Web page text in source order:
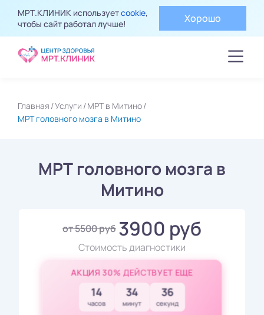
МРТ.КЛИНИК используетcookie,
чтобы сайт работал лучше!
Хорошо
Главная Услуги МРТ в Митино
МРТ головного мозга в Митино
МРТ головного мозга в
Митино
от 5500 руб 3900 руб
Стоимость диагностики
АКЦИЯ 30% ДЕЙСТВУЕТ ЕЩЕ
14
часов
34
минут
35
секунд